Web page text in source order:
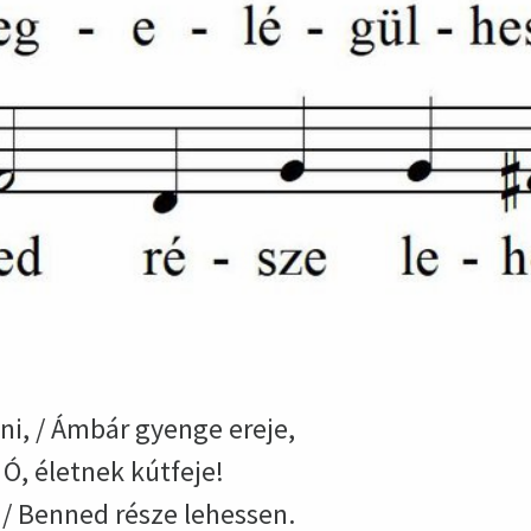
/ Ámbár gyenge ereje,
életnek kútfeje!
Benned része lehessen.